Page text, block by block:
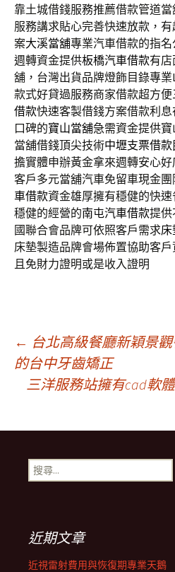
靠土城借錢服務推薦借款管道
服務講求貼心完善快速放款，
案大溪當舖專業汽車借款的指
週轉資金提供板橋汽車借款有
舖，台灣出貨品牌燈飾目錄專業
款式好貸過服務商家借款超方
借款快速客製借錢方案借款利
口碑的寶山當舖急需資金提供
當舖借錢頂尖技術中壢支票借款
擔實體申辦黃金拿來週轉安心好
客戶多元當舖汽車免留車現金
車借款資金雄厚擁有穩健的快
穩健的經營的南屯汽車借款提供
國聯合會品牌可依照客戶需求
床墊製造品牌會場佈置協助客
且免財力證明或是收入證明
文
章
導
航
列
← 台北高級餐廳新穎景
的台中牙齒矯正
三洋服務站擁有cad軟
搜
尋
近期文章
近視雷射費用與恢復期專業天鵝